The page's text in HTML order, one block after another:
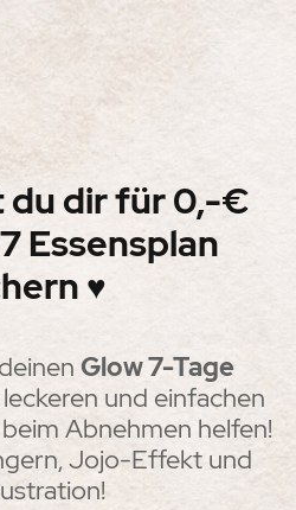
du dir für 0,-€
Essensplan
♥
Glow 7-Tage
und einfachen
Abnehmen helfen!
Jojo-Effekt und